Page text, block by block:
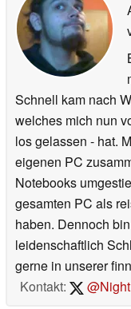
Schnell kam nach
welches mich nun
los gelassen - hat.
eigenen PC
Notebooks
gesamten PC als
haben. Dennoch
leidenschaftlich
gerne in unserer
Kontakt: